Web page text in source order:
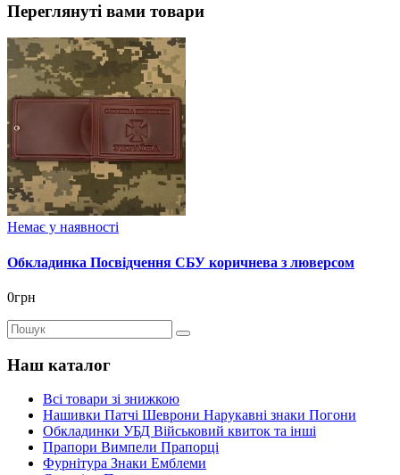
Переглянуті вами товари
Немає у наявності
Обкладинка Посвідчення СБУ коричнева з люверсом
0грн
Наш каталог
Всі товари зі знижкою
Нашивки Патчі Шеврони Нарукавні знаки Погони
Обкладинки УБД Військовий квиток та інші
Прапори Вимпели Прапорці
Фурнітура Знаки Емблеми